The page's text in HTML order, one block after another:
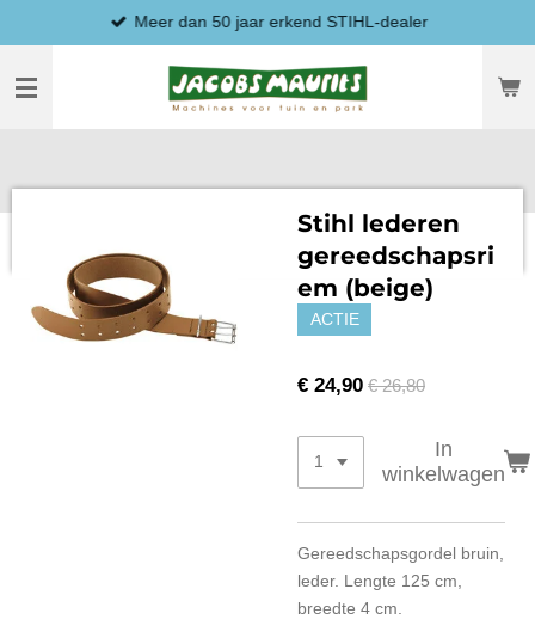
direct
naar
hoofdinhoud
Meer dan 50 jaar erkend STIHL-dealer
Stihl lederen
gereedschapsri
em (beige)
ACTIE
€ 24,90 € 26,80
In
winkelwagen
Gereedschapsgordel bruin,
leder. Lengte 125 cm,
breedte 4 cm.